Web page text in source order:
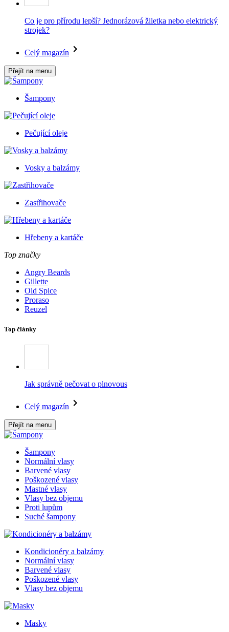
Co je pro přírodu lepší? Jednorázová žiletka nebo elektrický
strojek?
Celý magazín
Přejít na menu
Šampony
Pečující oleje
Vosky a balzámy
Zastřihovače
Hřebeny a kartáče
Top značky
Angry Beards
Gillette
Old Spice
Proraso
Reuzel
Top články
Jak správně pečovat o plnovous
Celý magazín
Přejít na menu
Šampony
Normální vlasy
Barvené vlasy
Poškozené vlasy
Mastné vlasy
Vlasy bez objemu
Proti lupům
Suché šampony
Kondicionéry a balzámy
Normální vlasy
Barvené vlasy
Poškozené vlasy
Vlasy bez objemu
Masky